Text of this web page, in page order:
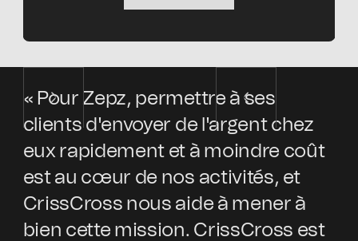
« Pour Zepz, permettre à ses
clients d'envoyer de l'argent chez
eux rapidement et à moindre coût
est au cœur de nos activités, et
CrissCross nous aide à mener à
bien cette mission. CrissCross est